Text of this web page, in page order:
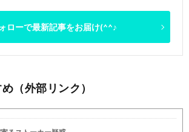
ローで最新記事をお届け(^^♪
（外部リンク）